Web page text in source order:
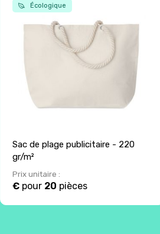
Écologique
Sac de plage publicitaire - 220
gr/m²
Prix unitaire :
€pour 20 pièces